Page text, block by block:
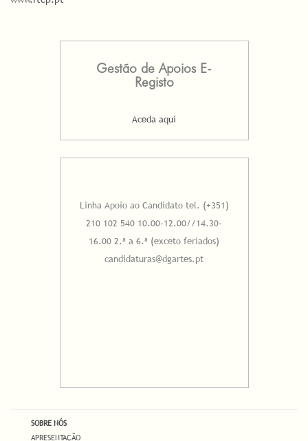
Gestão de Apoios E-
Registo
Aceda aqui
Linha Apoio ao Candidato tel. (+351)
210 102 540 10.00-12.00//14.30-
16.00 2.ª a 6.ª (exceto feriados)
candidaturas@dgartes.pt
SOBRE NÓS
APRESENTAÇÃO